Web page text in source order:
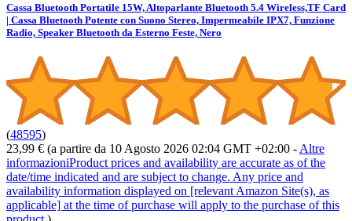
Cassa Bluetooth Portatile 15W, Altoparlante Bluetooth 5.4 Wireless,TF Card
| Cassa Bluetooth Potente con Suono Stereo, Impermeabile IPX7, Funzione
Radio, Speaker Bluetooth da Esterno Feste, Nero
(48595)
23,99 € (a partire da 10 Agosto 2026 02:04 GMT +02:00 - Altre
informazioniProduct prices and availability are accurate as of the
date/time indicated and are subject to change. Any price and
availability information displayed on [relevant Amazon Site(s), as
applicable] at the time of purchase will apply to the purchase of this